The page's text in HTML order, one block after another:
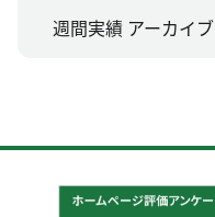
週間実績 アーカイブ